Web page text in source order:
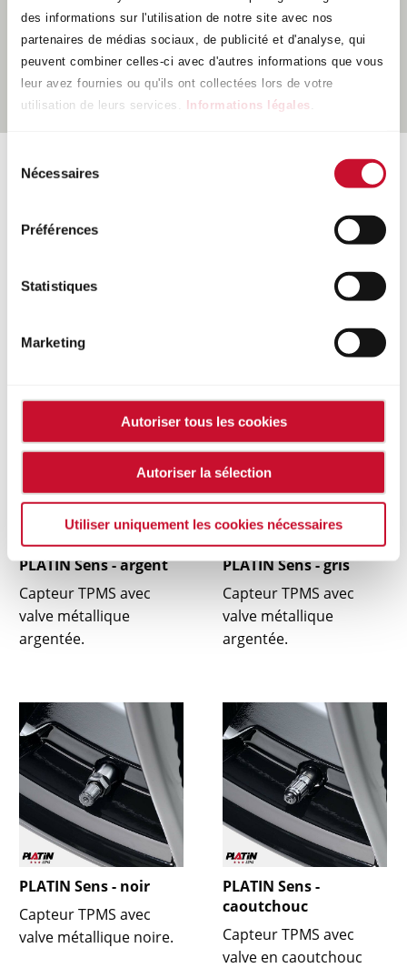
des informations sur l'utilisation de notre site avec nos
partenaires de médias sociaux, de publicité et d'analyse, qui
peuvent combiner celles-ci avec d'autres informations que vous
leur avez fournies ou qu'ils ont collectées lors de votre
utilisation de leurs services.
Informations légales
Nécessaires
Préférences
Statistiques
Marketing
Autoriser tous les cookies
Autoriser la sélection
Utiliser uniquement les cookies nécessaires
nouveaux lors de la vente et du montage de roues
complètes. Un système indirect doit être recalibré
après le changement de pneu.
La qualité rencontre le design
Les PLATIN Sens avec valve métallique ont un angle
Les capteurs sont disponibles en coloris argent, gris
et noir, coordonnés à la couleur de vos jantes. Il y a
PLATIN Sens - argent
Capteur TPMS avec
valve métallique
argentée.
PLATIN Sens - gris
Capteur TPMS avec
valve métallique
argentée.
PLATIN Sens - noir
Capteur TPMS avec
valve métallique noire.
PLATIN Sens -
caoutchouc
Capteur TPMS avec
valve en caoutchouc